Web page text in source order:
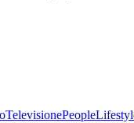
TelevisionePeople